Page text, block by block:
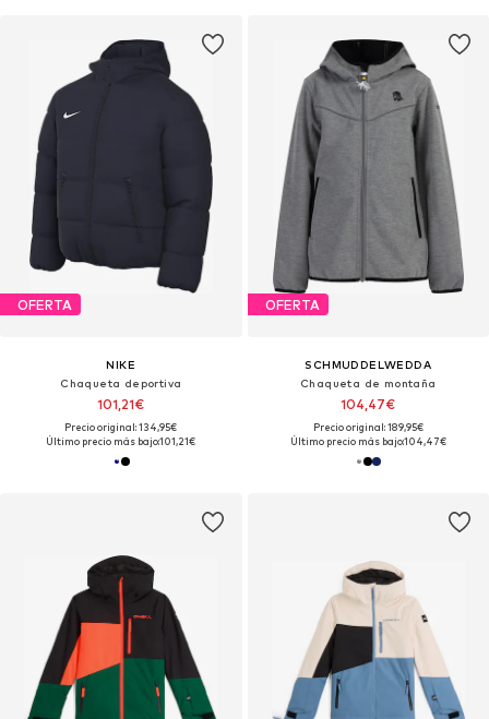
OFERTA
NIKE
Chaqueta deportiva
101,21€
Precio original: 134,95€
Último precio más bajo:101,21€
OFERTA
SCHMUDDELWEDDA
Chaqueta de montaña
104,47€
Precio original: 189,95€
Último precio más bajo:104,47€